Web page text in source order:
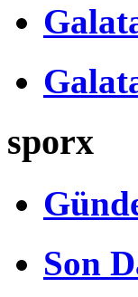
sporx
Son